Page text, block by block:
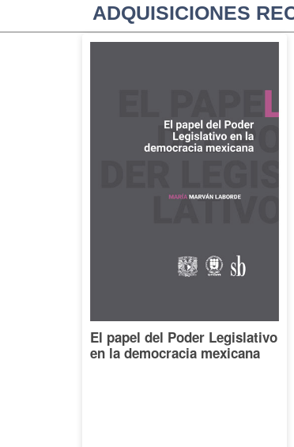
ADQUISICIONES
El papel del Poder Legislativo
en la democracia mexicana